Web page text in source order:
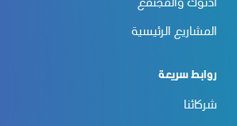
أدنوك والمجتمع
المشاريع الرئيسية
روابط سريعة
شركائنا